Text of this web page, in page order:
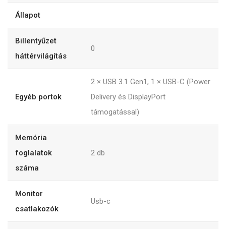
Állapot
Billentyűzet
háttérvilágítás
0
Egyéb portok
2 × USB 3.1 Gen1, 1 × USB-C (Power
Delivery és DisplayPort
támogatással)
Memória
foglalatok
száma
2 db
Monitor
csatlakozók
Usb-c